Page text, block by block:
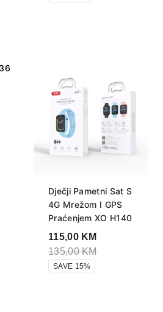
Dječji Pametni Sat S
4G Mrežom I GPS
Praćenjem XO H140
115,00 KM
135,00KM
SAVE 15%